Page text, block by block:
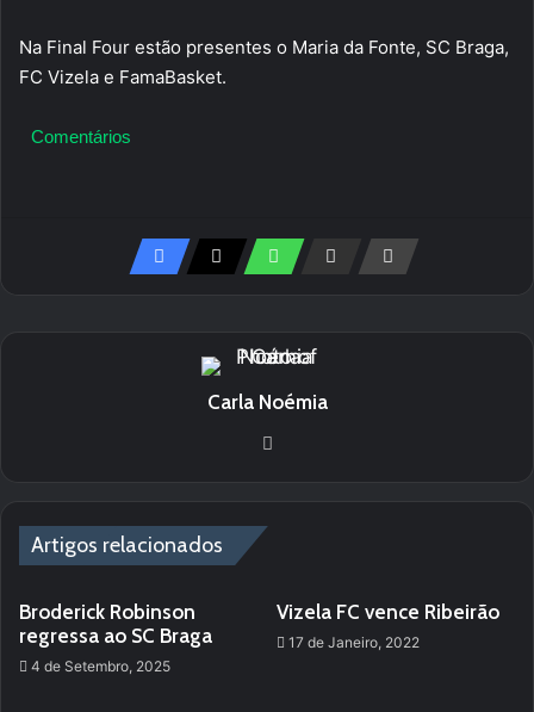
Na Final Four estão presentes o Maria da Fonte, SC Braga,
FC Vizela e FamaBasket.
Comentários
Carla Noémia
Artigos relacionados
Broderick Robinson
regressa ao SC Braga
4 de Setembro, 2025
Vizela FC vence Ribeirão
17 de Janeiro, 2022